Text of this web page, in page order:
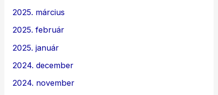
2025. március
2025. február
2025. január
2024. december
2024. november